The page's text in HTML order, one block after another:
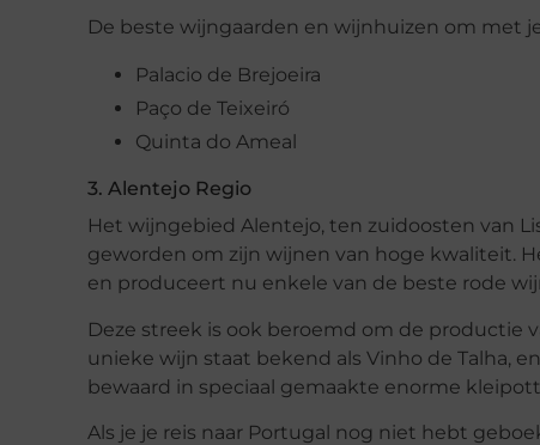
De beste wijngaarden en wijnhuizen om met
Palacio de Brejoeira
Paço de Teixeiró
Quinta do Ameal
3. Alentejo Regio
Het wijngebied Alentejo, ten zuidoosten van
geworden om zijn wijnen van hoge kwaliteit.
en produceert nu enkele van de beste rode
Deze streek is ook beroemd om de productie
unieke wijn staat bekend als Vinho de Talha,
bewaard in speciaal gemaakte enorme
Als je je reis naar Portugal nog niet hebt